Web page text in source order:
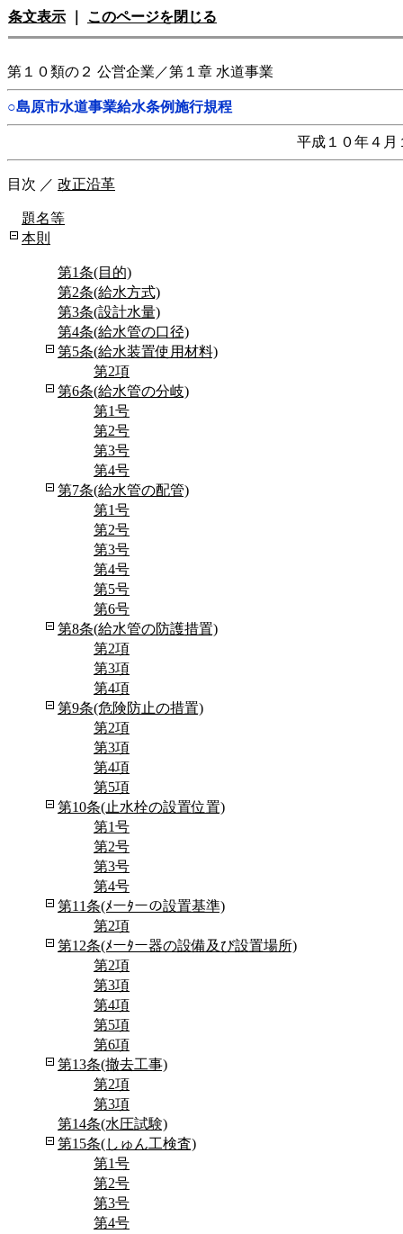
条文表示 このページを閉じる
第１０類の２ 公営企業／第１章 水道事業
○島原市水道事業給水条例施行規程
平成１０年４月
目次 ／ 改正沿革
題名等
本則
第1条(目的)
第2条(給水方式)
第3条(設計水量)
第4条(給水管の口径)
第5条(給水装置使用材料)
第2項
第6条(給水管の分岐)
第1号
第2号
第3号
第4号
第7条(給水管の配管)
第1号
第2号
第3号
第4号
第5号
第6号
第8条(給水管の防護措置)
第2項
第3項
第4項
第9条(危険防止の措置)
第2項
第3項
第4項
第5項
第10条(止水栓の設置位置)
第1号
第2号
第3号
第4号
第11条(ﾒーﾀーの設置基準)
第2項
第12条(ﾒーﾀー器の設備及び設置場所)
第2項
第3項
第4項
第5項
第6項
第13条(撤去工事)
第2項
第3項
第14条(水圧試験)
第15条(しゅん工検査)
第1号
第2号
第3号
第4号